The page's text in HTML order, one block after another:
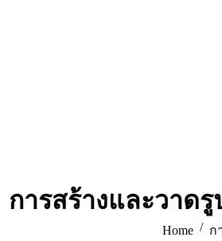
การสร้างและวาดรู
You are
Home ก